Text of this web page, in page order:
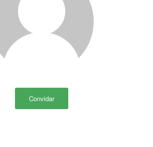
Convidar